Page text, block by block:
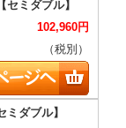
102,960円
（税別）